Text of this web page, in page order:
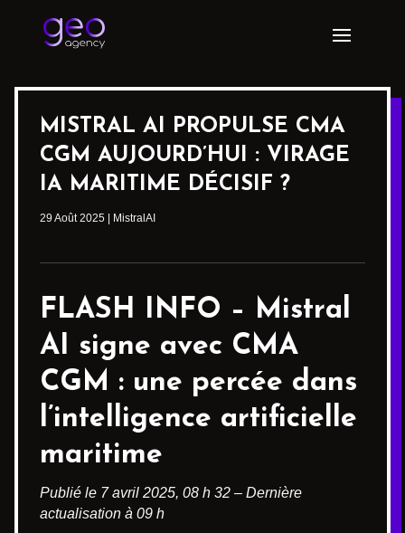
MISTRAL AI PROPULSE CMA
CGM AUJOURD’HUI : VIRAGE
IA MARITIME DÉCISIF ?
29 Août 2025 MistralAI
FLASH INFO – Mistral
AI signe avec CMA
CGM : une percée dans
l’intelligence artificielle
maritime
Publié le 7 avril 2025, 08 h 32 – Dernière
actualisation à 09 h